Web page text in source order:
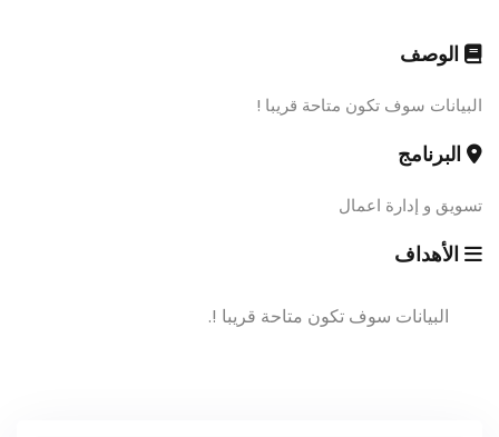
الوصف
البيانات سوف تكون متاحة قريبا !
البرنامج
تسويق و إدارة اعمال
الأهداف
البيانات سوف تكون متاحة قريبا !.